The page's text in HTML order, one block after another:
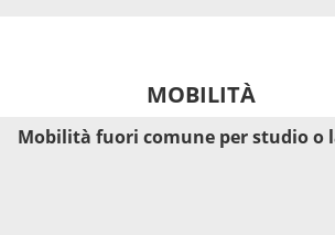
MOBILITÀ
Mobilità fuori comune per studio o